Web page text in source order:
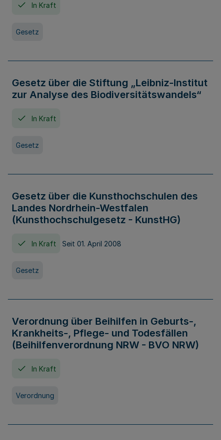
In Kraft
Gesetz
Gesetz über die Stiftung „Leibniz-Institut
zur Analyse des Biodiversitätswandels“
In Kraft
Gesetz
Gesetz über die Kunsthochschulen des
Landes Nordrhein-Westfalen
(Kunsthochschulgesetz - KunstHG)
In Kraft Seit 01. April 2008
Gesetz
Verordnung über Beihilfen in Geburts-,
Krankheits-, Pflege- und Todesfällen
(Beihilfenverordnung NRW - BVO NRW)
In Kraft
Verordnung